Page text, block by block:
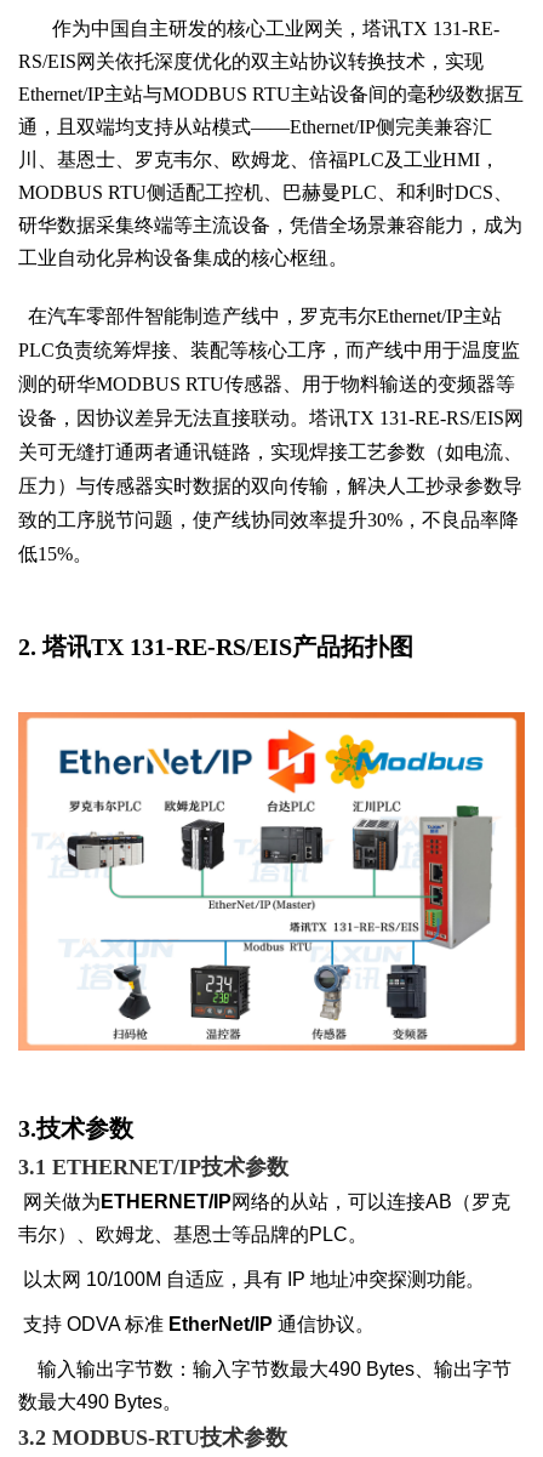
作为中国自主研发的核心工业网关，塔讯TX 131-RE-
RS/EIS网关依托深度优化的双主站协议转换技术，实现
Ethernet/IP主站与MODBUS RTU主站设备间的毫秒级数据互
通，且双端均支持从站模式——Ethernet/IP侧完美兼容汇
川、基恩士、罗克韦尔、欧姆龙、倍福PLC及工业HMI，
MODBUS RTU侧适配工控机、巴赫曼PLC、和利时DCS、
研华数据采集终端等主流设备，凭借全场景兼容能力，成为
工业自动化异构设备集成的核心枢纽。
在汽车零部件智能制造产线中，罗克韦尔Ethernet/IP主站
PLC负责统筹焊接、装配等核心工序，而产线中用于温度监
测的研华MODBUS RTU传感器、用于物料输送的变频器等
设备，因协议差异无法直接联动。塔讯TX 131-RE-RS/EIS网
关可无缝打通两者通讯链路，实现焊接工艺参数（如电流、
压力）与传感器实时数据的双向传输，解决人工抄录参数导
致的工序脱节问题，使产线协同效率提升30%，不良品率降
低15%。
2. 塔讯TX 131-RE-RS/EIS产品拓扑图
3.技术参数
3.1 ETHERNET/IP技术参数
网关做为 ETHERNET/IP网络的从站，可以连接AB （罗克
韦尔）、欧姆龙、基恩士等品牌的P LC。
以太网 10/100M 自适应，具有 IP 地址冲突探测功能。
支持 ODVA标准 EtherNet/IP 通信协议。
输入输出字节数： 输入字节数最大490 Bytes 、输出字节
数最大490 Bytes。
3.2 MODBUS-RTU技术参数